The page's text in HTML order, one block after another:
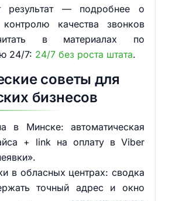
результат — подробнее о
качества звонков
в материалах по
24/7: 24/7 без роста штата.
советы для
бизнесов
в Минске: автоматическая
+ link на оплату в Viber
в обласных центрах: сводка
точный адрес и окно